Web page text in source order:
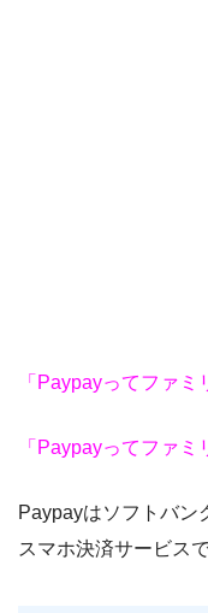
「Paypayってファミ
「Paypayってファミ
Paypayはソフトバン
スマホ決済サービスで